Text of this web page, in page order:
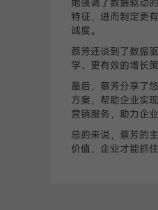
特征，进而制定更
诚度。
蔡芳还谈到了数据
学、更有效的增长
最后，蔡芳分享了
方案，帮助企业实
营销服务，助力企
总的来说，蔡芳的
价值，企业才能抓